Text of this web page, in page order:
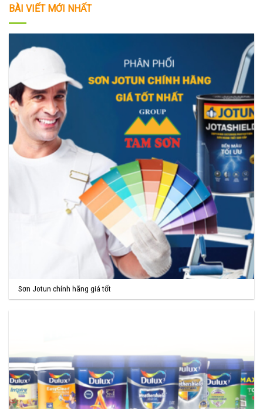
BÀI VIẾT MỚI NHẤT
Sơn Jotun chính hãng giá tốt